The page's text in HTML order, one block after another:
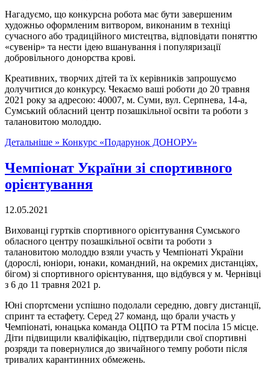
Нагадуємо, що конкурсна робота має бути завершеним
художньо оформленим витвором, виконаним в техніці
сучасного або традиційного мистецтва, відповідати поняттю
«сувенір» та нести ідею вшанування і популяризації
добровільного донорства крові.
Креативних, творчих дітей та їх керівників запрошуємо
долучитися до конкурсу. Чекаємо ваші роботи до 20 травня
2021 року за адресою: 40007, м. Суми, вул. Серпнева, 14-а,
Сумський обласний центр позашкільної освіти та роботи з
талановитою молоддю.
Детальніше » Конкурс «Подарунок ДОНОРУ»
Чемпіонат України зі спортивного
орієнтування
12.05.2021
Вихованці гуртків спортивного орієнтування Сумського
обласного центру позашкільної освіти та роботи з
талановитою молоддю взяли участь у Чемпіонаті України
(дорослі, юніори, юнаки, командний, на окремих дистанціях,
бігом) зі спортивного орієнтування, що відбувся у м. Чернівці
з 6 до 11 травня 2021 р.
Юні спортсмени успішно подолали середню, довгу дистанції,
спринт та естафету. Серед 27 команд, що брали участь у
Чемпіонаті, юнацька команда ОЦПО та РТМ посіла 15 місце.
Діти підвищили кваліфікацію, підтвердили свої спортивні
розряди та повернулися до звичайного темпу роботи після
тривалих карантинних обмежень.